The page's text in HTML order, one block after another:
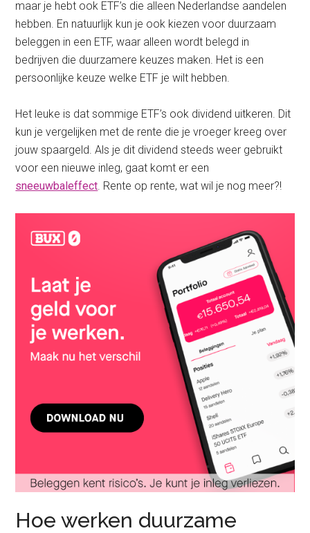
maar je hebt ook ETF’s die alleen Nederlandse aandelen
hebben. En natuurlijk kun je ook kiezen voor duurzaam
beleggen in een ETF, waar alleen wordt belegd in
bedrijven die duurzamere keuzes maken. Het is een
persoonlijke keuze welke ETF je wilt hebben.
Het leuke is dat sommige ETF’s ook dividend uitkeren. Dit
kun je vergelijken met de rente die je vroeger kreeg over
jouw spaargeld. Als je dit dividend steeds weer gebruikt
voor een nieuwe inleg, gaat komt er een
sneeuwbaleffect. Rente op rente, wat wil je nog meer?!
Hoe werken duurzame